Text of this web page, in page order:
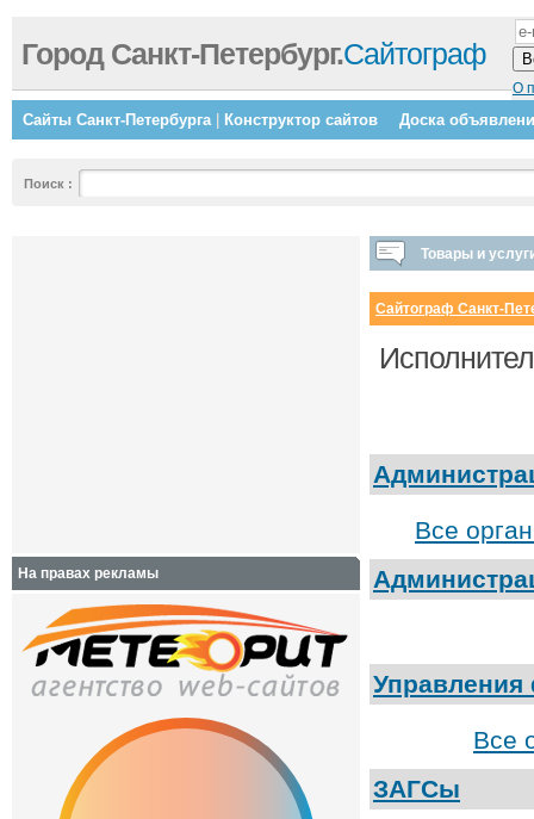
О
Город Санкт-Петербург.Сайтограф
Сайты Санкт-Петербурга| Конструктор сайтов Доска
Поиск :
Товары и
Сайтограф Санкт-
Все
Все
ЗАГСы
На правах рекламы